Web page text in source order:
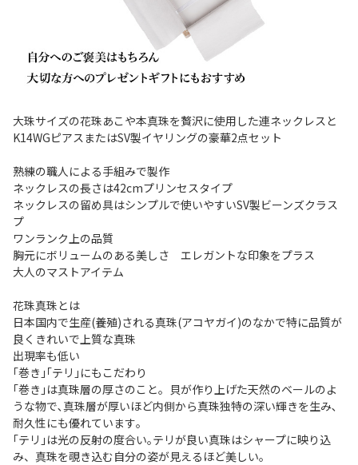
大珠サイズの花珠あこや本真珠を贅沢に使用した連ネックレスと
K14WGピアスまたはSV製イヤリングの豪華2点セット
熟練の職人による手組みで製作
ネックレスの長さは42cmプリンセスタイプ
ネックレスの留め具はシンプルで使いやすいSV製ビーンズクラス
プ
ワンランク上の品質
胸元にボリュームのある美しさ エレガントな印象をプラス
大人のマストアイテム
花珠真珠とは
日本国内で生産(養殖)される真珠(アコヤガイ)のなかで特に品質が
良くきれいで上質な真珠
出現率も低い
｢巻き｣｢テリ｣にもこだわり
｢巻き｣は真珠層の厚さのこと。貝が作り上げた天然のベールのよ
うな物で､真珠層が厚いほど内側から真珠独特の深い輝きを生み､
耐久性にも優れています｡
｢テリ｣は光の反射の度合い｡テリが良い真珠はシャープに映り込
み、真珠を覗き込む自分の姿が見えるほど美しい。